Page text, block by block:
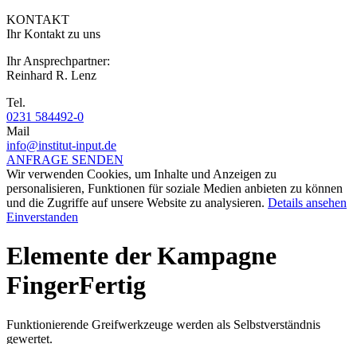
KONTAKT
Ihr Kontakt zu uns
Ihr Ansprechpartner:
Reinhard R. Lenz
Tel.
0231 584492-0
Mail
info@institut-input.de
ANFRAGE SENDEN
Wir verwenden Cookies, um Inhalte und Anzeigen zu
personalisieren, Funktionen für soziale Medien anbieten zu können
und die Zugriffe auf unsere Website zu analysieren. Details ansehen
Einverstanden
Elemente der Kampagne
FingerFertig
Funktionierende Greifwerkzeuge werden als Selbstverständnis
gewertet.